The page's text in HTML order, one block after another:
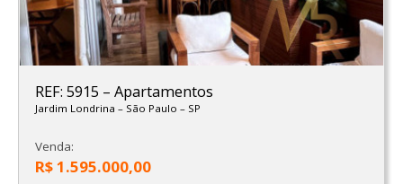
REF: 5915 – Apartamentos
Jardim Londrina – São Paulo – SP
Venda:
R$ 1.595.000,00